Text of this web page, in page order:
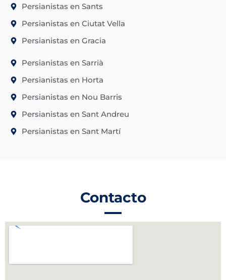
Persianistas en Sants
Persianistas en Ciutat Vella
Persianistas en Gracia
Persianistas en Sarrià
Persianistas en Horta
Persianistas en Nou Barris
Persianistas en Sant Andreu
Persianistas en Sant Martí
Contacto